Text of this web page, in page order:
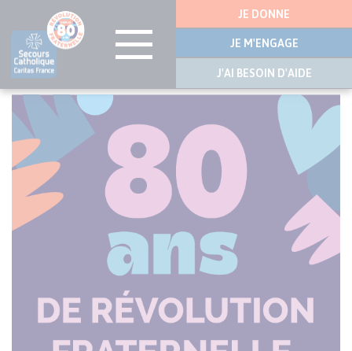
Aller
principal
latérale
JE DONNE
JE M'ENGAGE
J'AI BESOIN D'AIDE